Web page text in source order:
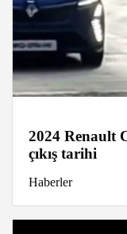
2024 Renault
çıkış tarihi
Haberler